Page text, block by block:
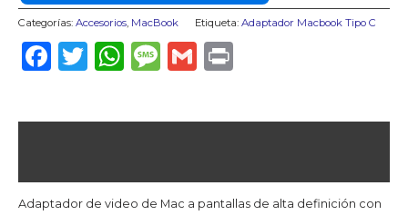
Apple
cantidad
Categorías: Accesorios, MacBook Etiqueta: Adaptador Macbook Tipo C
Facebook
Twitter
WhatsApp
Message
Gmail
Adaptador de video de Mac a pantallas de alta definición con